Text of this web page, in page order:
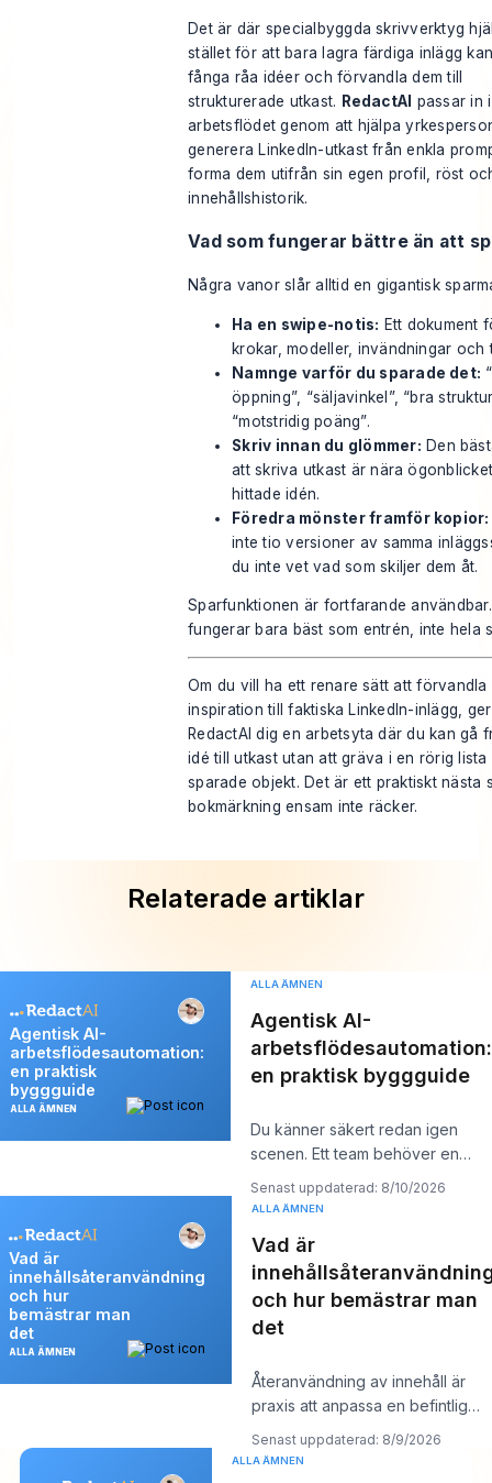
Det är där specialbyggda skrivverktyg
stället för att bara lagra färdiga inlägg
fånga råa idéer och förvandla dem till
strukturerade utkast. RedactAI passar in
arbetsflödet genom att hjälpa
generera LinkedIn-utkast från enkla
forma dem utifrån sin egen profil, röst
innehållshistorik.
Vad som fungerar bättre än att
Några vanor slår alltid en gigantisk
Ha en swipe-notis: Ett dokument
krokar, modeller, invändningar och
Namnge varför du sparade det:
öppning”, “säljavinkel”, “bra
“motstridig poäng”.
Skriv innan du glömmer: Den
att skriva utkast är nära
hittade idén.
Föredra mönster framför kopior:
inte tio versioner av samma
du inte vet vad som skiljer dem åt.
Sparfunktionen är fortfarande
fungerar bara bäst som entrén, inte hela
Om du vill ha ett renare sätt att förvandla
inspiration till faktiska LinkedIn-inlägg, ger
RedactAI dig en arbetsyta där du kan gå
idé till utkast utan att gräva i en rörig lista
sparade objekt. Det är ett praktiskt nästa
bokmärkning ensam inte räcker.
Relaterade artiklar
Agentisk AI-
arbetsflödesautomation:
en praktisk
byggguide
ALLA ÄMNEN
ALLA ÄMNEN
Agentisk AI-
arbetsflödesautomation:
en praktisk byggguide
Du känner säkert redan igen
scenen. Ett team behöver en
rapport uppdaterad, data
mellan app
Senast uppdaterad: 8/10/2026
Vad är
innehållsåteranvändning
och hur
bemästrar man
det
ALLA ÄMNEN
ALLA ÄMNEN
Vad är
och hur bemästrar man
det
Återanvändning av innehåll är
praxis att anpassa en befintlig
tillgång till flera
Senast uppdaterad: 8/9/2026
ALLA ÄMNEN